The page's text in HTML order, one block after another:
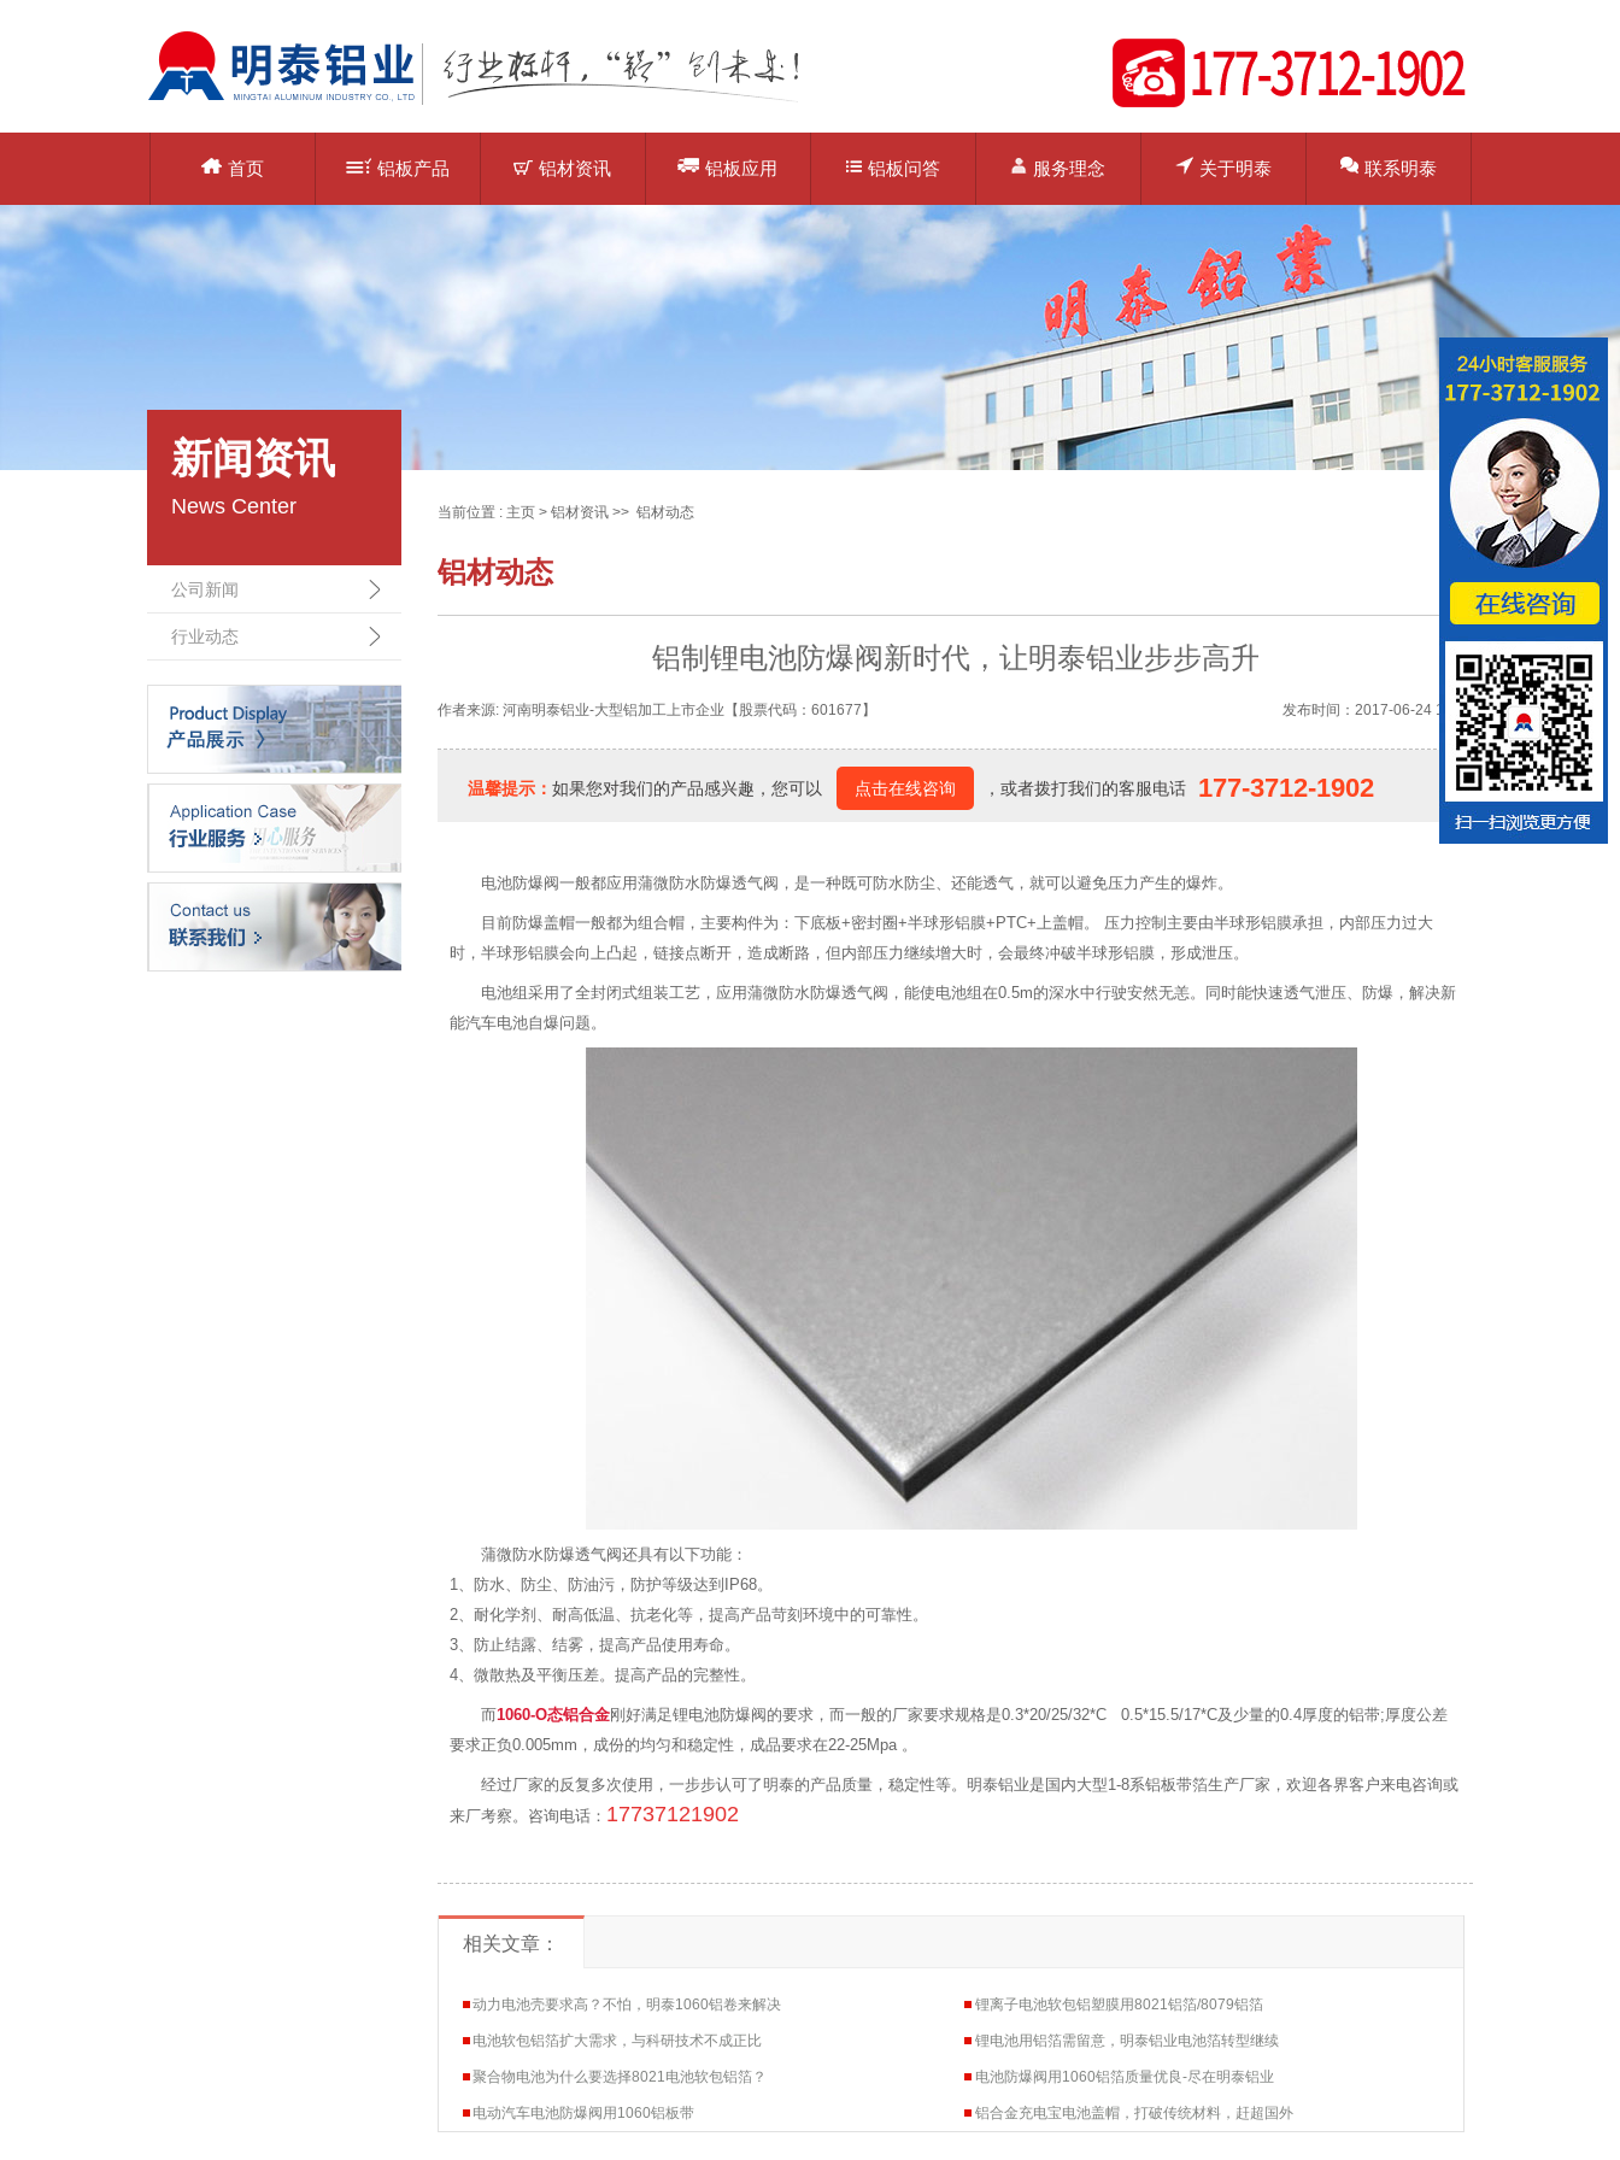
首页 铝板产品 铝材资讯 铝板应用 铝板问答 服务理念 关于明泰 联系明泰
新闻资讯
News Center
公司新闻
行业动态
当前位置 : 主页 > 铝材资讯 >> 铝材动态
铝材动态
铝制锂电池防爆阀新时代，让明泰铝业步步高升
作者来源: 河南明泰铝业-大型铝加工上市企业【股票代码：601677】 发布时间：2017-06-24 10:32
温馨提示： 如果您对我们的产品感兴趣，您可以 点击在线咨询 ，或者拨打我们的客服电话 177-3712-1902
电池防爆阀一般都应用蒲微防水防爆透气阀，是一种既可防水防尘、还能透气，就可以避免压力产生的爆炸。
目前防爆盖帽一般都为组合帽，主要构件为：下底板+密封圈+半球形铝膜+PTC+上盖帽。 压力控制主要由半球形铝膜承担，内部压力过大
时，半球形铝膜会向上凸起，链接点断开，造成断路，但内部压力继续增大时，会最终冲破半球形铝膜，形成泄压。
电池组采用了全封闭式组装工艺，应用蒲微防水防爆透气阀，能使电池组在0.5m的深水中行驶安然无恙。同时能快速透气泄压、防爆，解决新
能汽车电池自爆问题。
蒲微防水防爆透气阀还具有以下功能：
1、防水、防尘、防油污，防护等级达到IP68。
2、耐化学剂、耐高低温、抗老化等，提高产品苛刻环境中的可靠性。
3、防止结露、结雾，提高产品使用寿命。
4、微散热及平衡压差。提高产品的完整性。
而1060-O态铝合金刚好满足锂电池防爆阀的要求，而一般的厂家要求规格是0.3*20/25/32*C 0.5*15.5/17*C及少量的0.4厚度的铝带;厚度公差
要求正负0.005mm，成份的均匀和稳定性，成品要求在22-25Mpa 。
经过厂家的反复多次使用，一步步认可了明泰的产品质量，稳定性等。明泰铝业是国内大型1-8系铝板带箔生产厂家，欢迎各界客户来电咨询或
来厂考察。咨询电话： 17737121902
相关文章：
动力电池壳要求高？不怕，明泰1060铝卷来解决 锂离子电池软包铝塑膜用8021铝箔/8079铝箔
电池软包铝箔扩大需求，与科研技术不成正比 锂电池用铝箔需留意，明泰铝业电池箔转型继续
聚合物电池为什么要选择8021电池软包铝箔？ 电池防爆阀用1060铝箔质量优良-尽在明泰铝业
电动汽车电池防爆阀用1060铝板带 铝合金充电宝电池盖帽，打破传统材料，赶超国外